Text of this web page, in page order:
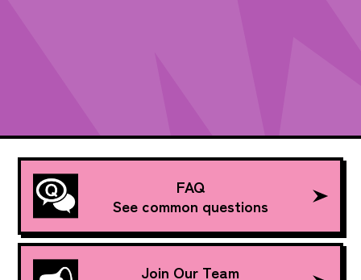
FAQ
See common questions
Join Our Team